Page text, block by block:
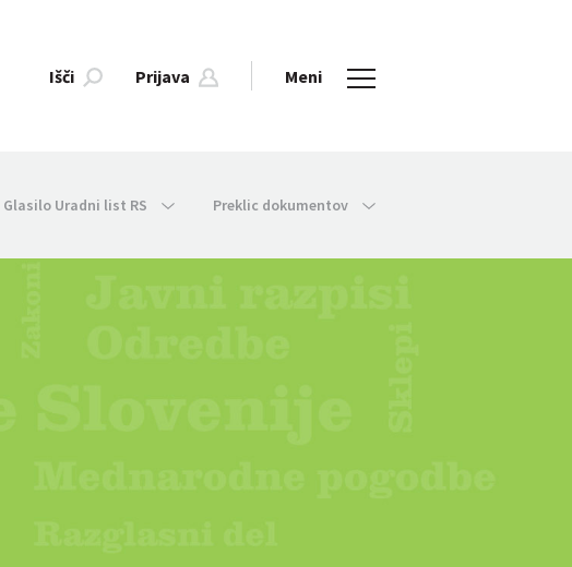
Išči Prijava Meni
Glasilo Uradni list RS Preklic dokumentov